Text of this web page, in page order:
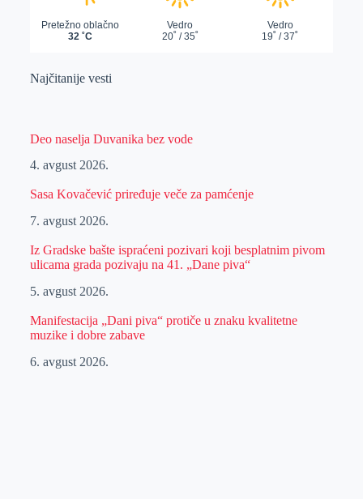
Najčitanije vesti
Deo naselja Duvanika bez vode
4. avgust 2026.
Sasa Kovačević priređuje veče za pamćenje
7. avgust 2026.
Iz Gradske bašte ispraćeni pozivari koji besplatnim pivom
ulicama grada pozivaju na 41. „Dane piva“
5. avgust 2026.
Manifestacija „Dani piva“ protiče u znaku kvalitetne
muzike i dobre zabave
6. avgust 2026.